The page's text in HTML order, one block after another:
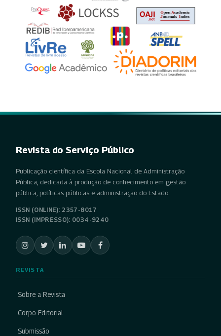
Revista do Serviço Público
Publicação científica da Escola Nacional de Administração
Pública, dedicada à produção de conhecimento em gestão
pública, políticas públicas e administração do Estado.
ISSN (ONLINE): 2357-8017
ISSN (IMPRESSO): 0034-9240
REVISTA
Sobre a Revista
Corpo Editorial
Submissão